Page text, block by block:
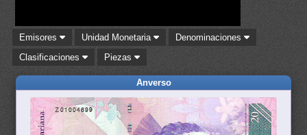
Emisores Unidad Monetaria
Denominaciones
Clasificaciones
Piezas
Anverso